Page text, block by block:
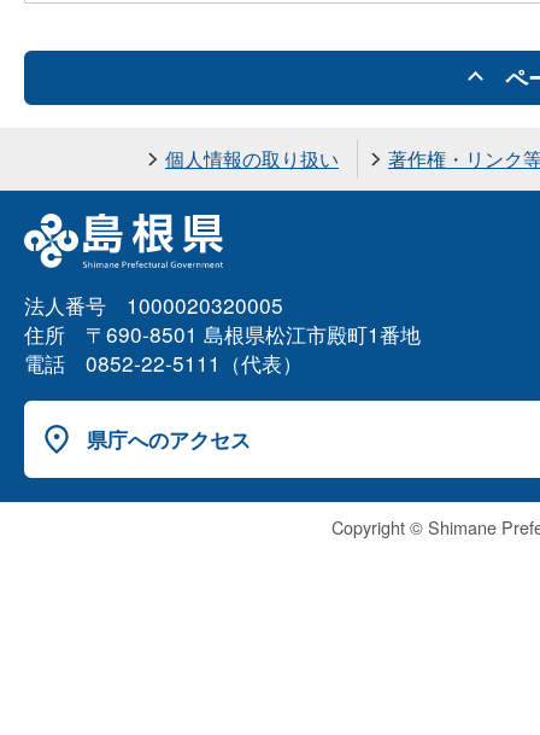
ペ
個人情報の取り扱い 著作権・リンク
法人番号 1000020320005
住所 〒690-8501 島根県松江市殿町1番地
電話 0852-22-5111（代表）
県庁へのアクセス
Copyright © Shimane